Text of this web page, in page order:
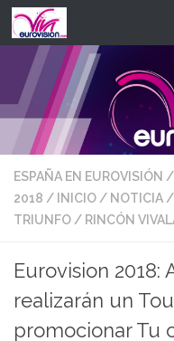
Saltar al contenido
ESPAÑA EN EUROVISIÓN /
2018 / INICIO/ NOTICIA/
TRIUNFO/ RINCÓN
Eurovision 2018:
realizarán un
promocionar Tu